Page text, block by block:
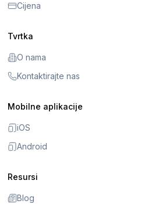
Cijena
Tvrtka
O nama
Kontaktirajte nas
Mobilne aplikacije
iOS
Android
Resursi
Blog